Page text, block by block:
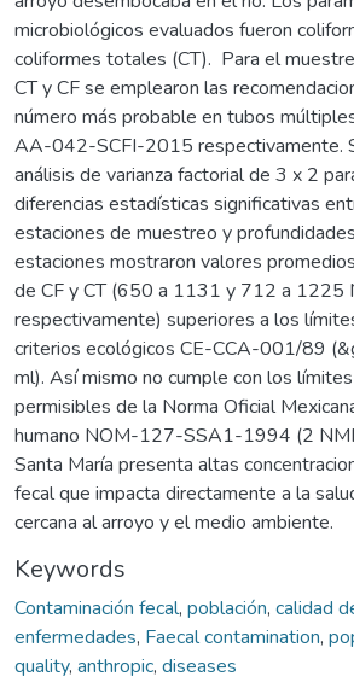
microbiológicos evaluados fueron
coliformes totales (CT). Para el
CT y CF se emplearon las
número más probable en tubos
AA-042-SCFI-2015 respectivamente.
análisis de varianza factorial de 3 x 2
diferencias estadísticas significativas
estaciones de muestreo y
estaciones mostraron valores
de CF y CT (650 a 1131 y 712 a 1225
respectivamente) superiores a los
criterios ecológicos CE-CCA-001/89
ml). Así mismo no cumple con los
permisibles de la Norma Oficial
humano NOM-127-SSA1-1994 (2
Santa María presenta altas
fecal que impacta directamente a la
cercana al arroyo y el medio ambiente.
Keywords
Contaminación fecal, población, calidad
enfermedades, Faecal contamination,
quality, anthropic, diseases